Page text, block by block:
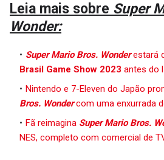
Leia mais sobre Super
Wonder:
Super Mario Bros. Wonderestará
Brasil Game Show 2023 antes do
Nintendo e 7-Eleven do Japão
Bros. Wondercom uma enxurrada
Fã reimagina Super Mario Bros.
NES, completo com comercial de